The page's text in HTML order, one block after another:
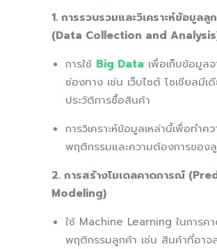
1. การรวบรวมและวิเคราะห์ข้อมูลลู
(Data Collection and
การใช้ Big Data เพื่อเก็บข้อมูล
ช่องทาง เช่น เว็บไซต์ โซเชียลมีเ
ประวัติการซื้อสินค้า
การวิเคราะห์ข้อมูลเหล่านี้เพื่อทำคว
พฤติกรรมและความต้องการของ
2. การสร้างโมเดลคาดการณ์
Modeling)
ใช้ Machine Learning ในการค
พฤติกรรมลูกค้า เช่น สินค้าที่อาจส